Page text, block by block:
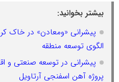
بیشتر بخوانید:
پیشرانی «ومعادن» در خاک
الگوی توسعه منطقه
پیشرانی در توسعه صنعتی و
پروژه آهن اسفنجی آرتاویل